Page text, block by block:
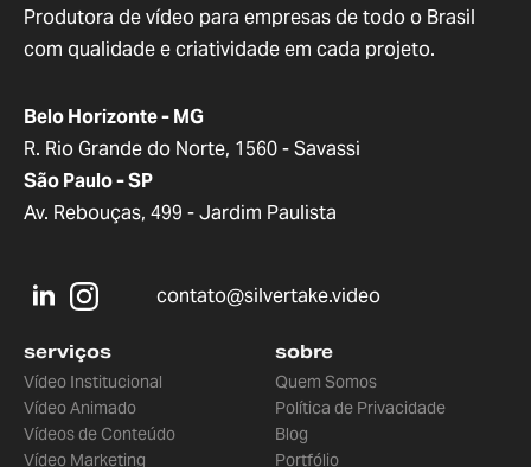
Produtora de vídeo para empresas de todo o Brasil
com qualidade e criatividade em cada projeto.
Belo Horizonte - MG
R. Rio Grande do Norte, 1560 - Savassi
São Paulo - SP
Av. Rebouças, 499 - Jardim Paulista
contato@silvertake.video
serviços
Vídeo Institucional
Vídeo Animado
Vídeos de Conteúdo
Vídeo Marketing
sobre
Quem Somos
Política de Privacidade
Blog
Portfólio